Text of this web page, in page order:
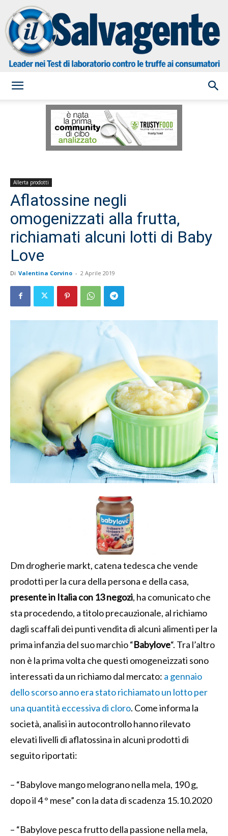
Salvagente
Allerta prodotti
Aflatossine negli
omogenizzati alla frutta,
richiamati alcuni lotti di Baby
Love
Di Valentina Corvino - 2 Aprile 2019
Dm drogherie markt, catena tedesca che vende
prodotti per la cura della persona e della casa,
presente in Italia con 13 negozi, ha comunicato che
sta procedendo, a titolo precauzionale, al richiamo
dagli scaffali dei punti vendita di alcuni alimenti per la
prima infanzia del suo marchio “Babylove“. Tra l’altro
non è la prima volta che questi omogeneizzati sono
interessati da un richiamo dal mercato: a gennaio
dello scorso anno era stato richiamato un lotto per
una quantità eccessiva di cloro. Come informa la
società, analisi in autocontrollo hanno rilevato
elevati livelli di aflatossina in alcuni prodotti di
seguito riportati:
– “Babylove mango melograno nella mela, 190 g,
dopo il 4 ° mese” con la data di scadenza 15.10.2020
– “Babylove pesca frutto della passione nella mela,